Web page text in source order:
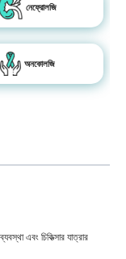
নেফ্রোলজি
অনকোলজি
এবং চিকিত্সার যাত্রার